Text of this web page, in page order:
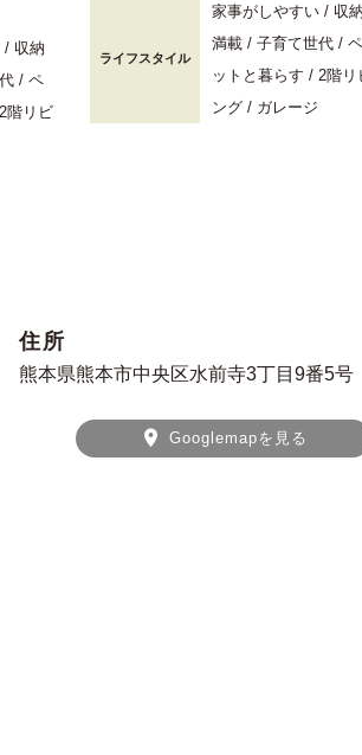
収納
ペ
階リビ
ライフスタイル
家事がしやすい
収納
満載
子育て世代
ペ
ットと暮らす
2階リ
ング
ガレージ
住所
熊本県熊本市中央区水前寺3丁目9番5号
Googlemapを見る